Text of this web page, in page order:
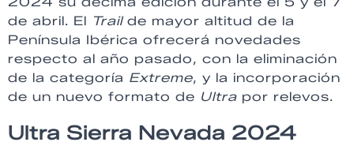
de abril. El Trailde mayor altitud de la
Península Ibérica ofrecerá novedades
respecto al año pasado, con la eliminación
de la categoría Extreme, y la incorporación
de un nuevo formato de Ultra por relevos.
Ultra Sierra Nevada 2024